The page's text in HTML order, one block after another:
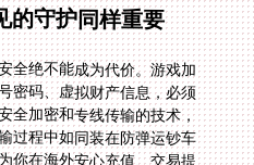
的守护同样重要
全绝不能成为代价。游戏加
密码、虚拟财产信息，必须
全加密和专线传输的技术，
过程中如同装在防弹运钞车
你在海外安心充值、交易提
络的稳定性直接决定游戏心
分流技术，能确保游戏数据
下有人正在下载大文件或进